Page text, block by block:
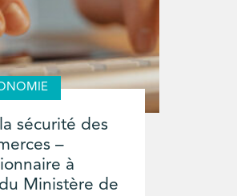
sécurité des
–
à
Ministère de